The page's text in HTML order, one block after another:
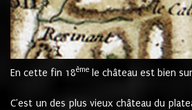
En cette fin 18ème le château est bien
C'est un des plus vieux château du